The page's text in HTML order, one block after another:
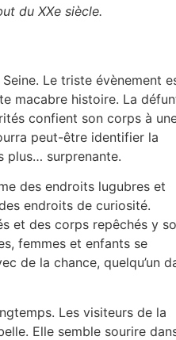
du XXe siècle.
Le triste évènement
macabre histoire. La
confient son corps à
peut-être identifier la
plus… surprenante.
des endroits lugubres et
endroits de curiosité.
et des corps repêchés y
femmes et enfants se
de la chance, quelqu’un
Les visiteurs de la
Elle semble sourire